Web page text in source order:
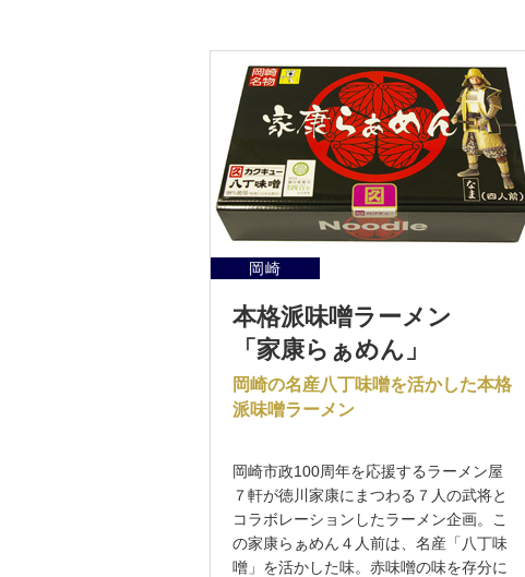
岡崎
本格派味噌ラーメン
「家康らぁめん」
岡崎の名産八丁味噌を活かした本格
派味噌ラーメン
岡崎市政100周年を応援するラーメン屋
７軒が徳川家康にまつわる７人の武将と
コラボレーションしたラーメン企画。こ
の家康らぁめん４人前は、名産「八丁味
噌」を活かした味。赤味噌の味を存分に